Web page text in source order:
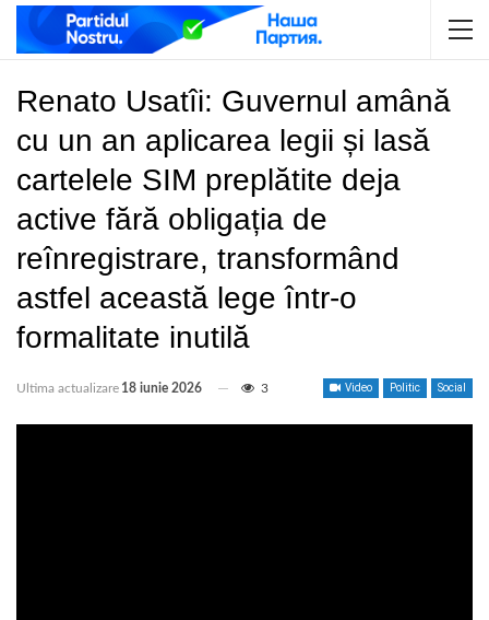
Renato Usatîi: Guvernul amână
cu un an aplicarea legii și lasă
cartelele SIM preplătite deja
active fără obligația de
reînregistrare, transformând
astfel această lege într-o
formalitate inutilă
Video Politic Social
Ultima actualizare 18 iunie 2026 3